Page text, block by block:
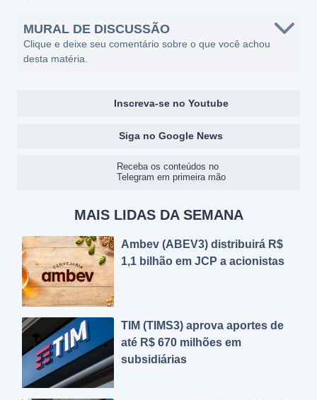
MURAL DE DISCUSSÃO
Clique e deixe seu comentário sobre o que você achou
desta matéria.
Inscreva-se no Youtube
Siga no Google News
Receba os conteúdos no
Telegram em primeira mão
MAIS LIDAS DA SEMANA
Ambev (ABEV3) distribuirá R$
1,1 bilhão em JCP a acionistas
TIM (TIMS3) aprova aportes de
até R$ 670 milhões em
subsidiárias